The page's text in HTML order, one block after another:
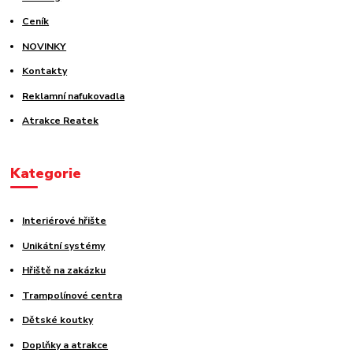
Ceník
NOVINKY
Kontakty
Reklamní nafukovadla
Atrakce Reatek
Kategorie
Interiérové hřište
Unikátní systémy
Hřiště na zakázku
Trampolínové centra
Dětské koutky
Doplňky a atrakce